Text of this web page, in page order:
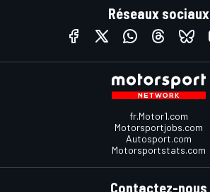
Réseaux sociaux
fr.Motor1.com
Motorsportjobs.com
Autosport.com
Motorsportstats.com
Contactez-nous